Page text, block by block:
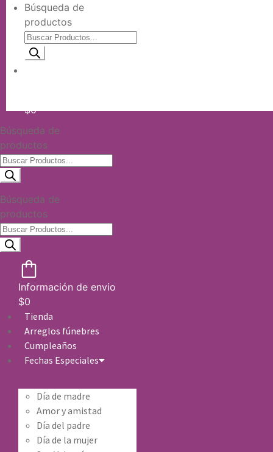
Búsqueda de
productos
$0
Búsqueda de
productos
Búsqueda de
productos
Información de envio
$0
Tienda
Arreglos fúnebres
Cumpleaños
Fechas Especiales
Día de madre
Amor y amistad
Día del padre
Día de la mujer